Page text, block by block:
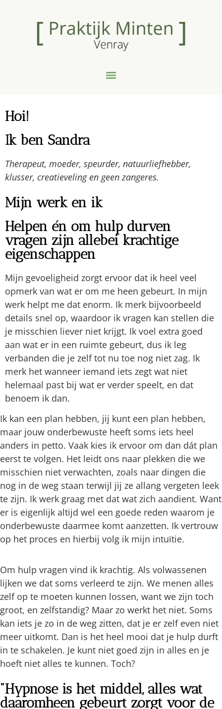
Hoi!
Ik ben Sandra
Therapeut, moeder, speurder, natuurliefhebber,
klusser, creatieveling en geen zangeres.
Mijn werk en ik
Helpen én om hulp durven
vragen zijn allebei krachtige
eigenschappen
Mijn gevoeligheid zorgt ervoor dat ik heel veel
opmerk van wat er om me heen gebeurt. In mijn
werk helpt me dat enorm. Ik merk bijvoorbeeld
details snel op, waardoor ik vragen kan stellen die
je misschien liever niet krijgt. Ik voel extra goed
aan wat er in een ruimte gebeurt, dus ik leg
verbanden die je zelf tot nu toe nog niet zag. Ik
merk het wanneer iemand iets zegt wat niet
helemaal past bij wat er verder speelt, en dat
benoem ik dan.
Ik kan een plan hebben, jij kunt een plan hebben,
maar jouw onderbewuste heeft soms iets heel
anders in petto. Vaak kies ik ervoor om dan dát plan
eerst te volgen. Het leidt ons naar plekken die we
misschien niet verwachten, zoals naar dingen die
nog in de weg staan terwijl jij ze allang vergeten leek
te zijn. Ik werk graag met dat wat zich aandient. Want
er is eigenlijk altijd wel een goede reden waarom je
onderbewuste daarmee komt aanzetten. Ik vertrouw
op het proces en hierbij volg ik mijn intuïtie.
Om hulp vragen vind ik krachtig. Als volwassenen
lijken we dat soms verleerd te zijn. We menen alles
zelf op te moeten kunnen lossen, want we zijn toch
groot, en zelfstandig? Maar zo werkt het niet. Soms
kan iets je zo in de weg zitten, dat je er zelf even niet
meer uitkomt. Dan is het heel mooi dat je hulp durft
in te schakelen. Je kunt niet goed zijn in alles en je
hoeft niet alles te kunnen. Toch?
"Hypnose is het middel, alles wat
daaromheen gebeurt zorgt voor de